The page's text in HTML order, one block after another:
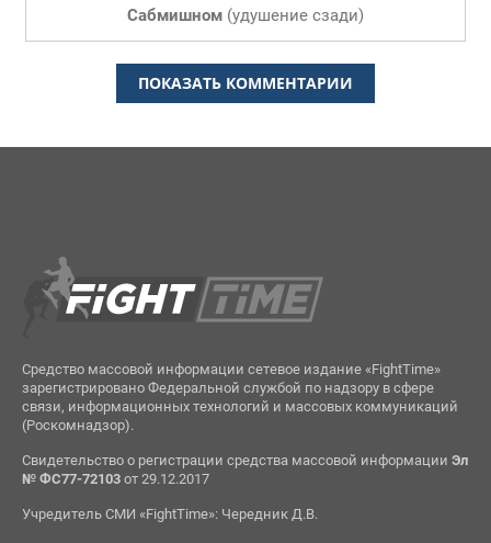
Сабмишном(удушение сзади)
ПОКАЗАТЬ КОММЕНТАРИИ
Средство массовой информации сетевое издание «FightTime»
зарегистрировано Федеральной службой по надзору в сфере
связи, информационных технологий и массовых коммуникаций
(Роскомнадзор).
Свидетельство о регистрации средства массовой информации Эл
№ ФС77-72103от 29.12.2017
Учредитель СМИ «FightTime»: Чередник Д.В.